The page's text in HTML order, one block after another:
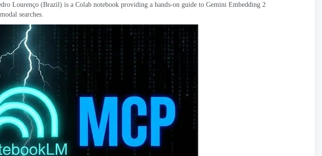
Lourenço (Brazil) is a Colab notebook providing a hands-on guide to Gemini Embedding 2
searches